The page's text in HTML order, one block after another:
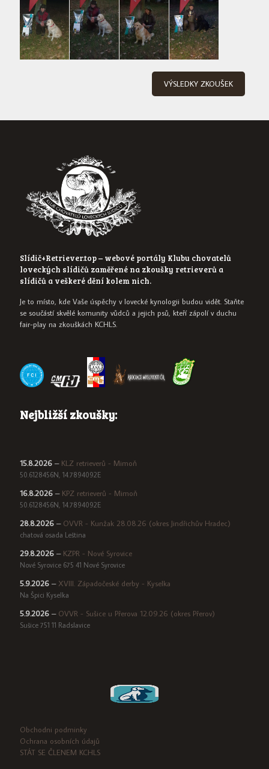
VÝSLEDKY ZKOUŠEK
Slídič+Retriever.top – webové portály Klubu chovatelů
loveckých slídičů zaměřené na zkoušky retrieverů a
slídičů a veškeré dění kolem nich.
Je to místo, kde Vaše úspěchy v lovecké kynologii budou vidět. Staňte
se součástí skvělé komunity vůdců a jejich psů, kteří zápolí v duchu
fair-play na zkouškách KCHLS.
Nejbližší zkoušky:
15.8.2026 – KLZ retrieverů - Mimoň
50.6128456N, 14.7894092E
16.8.2026 – KPZ retrieverů - Mimoň
50.6128456N, 14.7894092E
28.8.2026 – OVVR - Kunžak 28.08.26 (okres Jindřichův Hradec)
chatová osada Leština
29.8.2026 – KZPR - Nové Syrovice
Nové Syrovice 675 41 Nové Syrovice
5.9.2026 – XVIII. Západočeské derby - Kyselka
Na Špici Kyselka
5.9.2026 – OVVR - Sušice u Přerova 12.09.26 (okres Přerov)
Sušice 751 11 Radslavice
Obchodni podminky
Ochrana osobních údajů
STÁT SE ČLENEM KCHLS